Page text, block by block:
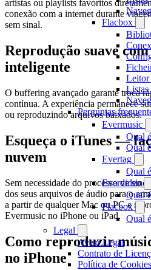
Flacbox
Leitor
Listas
Perguntas
Evermusic
Qual
Qual
Evertag
Qual
Evervideo
Qual
Flacbox
Qual
Legal
Aviso Legal
Contrato de
Política de Cookies
artistas ou playlists favoritos
conexão com a internet durante
sem sinal.
Reprodução suave
inteligente
O buffering avançado garante troca
contínua. A experiência permanece
ou reproduzindo arquivos baixados.
Esqueça o iTunes —
nuvem
Sem necessidade do processo de
dos seus arquivos de áudio para o
a partir de qualquer Mac ou PC e
Evermusic no iPhone ou iPad.
Como reproduzir
no iPhone